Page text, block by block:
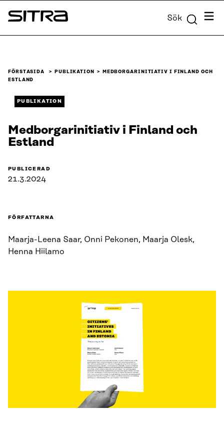
Skip to
content
Sitra Sök Meny
FÖRSTASIDA PUBLIKATION
MEDBORGARINITIATIV I FINLAND OCH
ESTLAND
PUBLIKATION
Medborgarinitiativ i Finland och
Estland
PUBLICERAD
21.3.2024
FÖRFATTARNA
Maarja-Leena Saar, Onni Pekonen, Maarja Olesk,
Henna Hiilamo